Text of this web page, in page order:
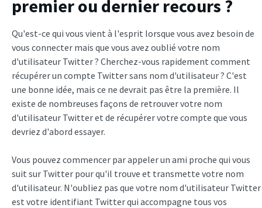
premier ou dernier recours ?
Qu'est-ce qui vous vient à l'esprit lorsque vous avez besoin de
vous connecter mais que vous avez oublié votre nom
d'utilisateur Twitter ? Cherchez-vous rapidement comment
récupérer un compte Twitter sans nom d'utilisateur ? C'est
une bonne idée, mais ce ne devrait pas être la première. Il
existe de nombreuses façons de retrouver votre nom
d'utilisateur Twitter et de récupérer votre compte que vous
devriez d'abord essayer.
Vous pouvez commencer par appeler un ami proche qui vous
suit sur Twitter pour qu'il trouve et transmette votre nom
d'utilisateur. N'oubliez pas que votre nom d'utilisateur Twitter
est votre identifiant Twitter qui accompagne tous vos